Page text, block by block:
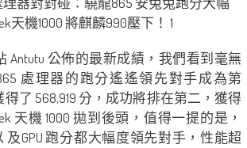
Antutu 公佈的最新成績，我們看到毫無
865 處理器的跑分遙遙領先對手成為第
了 568,919 分，成功將排在第二，獲得
天機 1000 拋到後頭，值得一提的是，
及GPU 跑分都大幅度領先對手，性能超